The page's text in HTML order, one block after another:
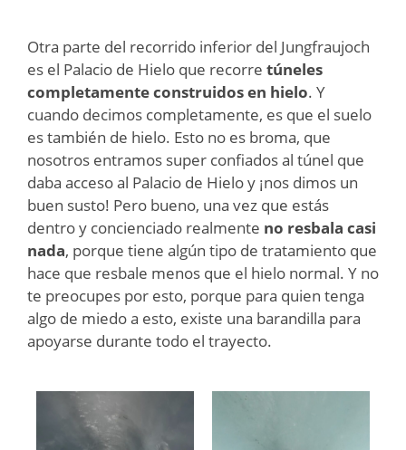
Otra parte del recorrido inferior del Jungfraujoch
es el Palacio de Hielo que recorre túneles
completamente construidos en hielo. Y
cuando decimos completamente, es que el suelo
es también de hielo. Esto no es broma, que
nosotros entramos super confiados al túnel que
daba acceso al Palacio de Hielo y ¡nos dimos un
buen susto! Pero bueno, una vez que estás
dentro y concienciado realmente no resbala casi
nada, porque tiene algún tipo de tratamiento que
hace que resbale menos que el hielo normal. Y no
te preocupes por esto, porque para quien tenga
algo de miedo a esto, existe una barandilla para
apoyarse durante todo el trayecto.